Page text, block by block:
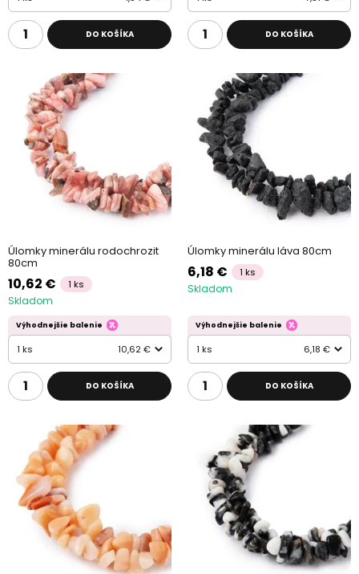
DO KOŠÍKA DO KOŠÍKA
Úlomky minerálu rodochrozit
80cm
10,62 € 1 ks
Skladom
Výhodnejšie balenie
1 ks 10,62 €
DO KOŠÍKA
Úlomky minerálu láva 80cm
6,18 € 1 ks
Skladom
Výhodnejšie balenie
1 ks 6,18 €
DO KOŠÍKA